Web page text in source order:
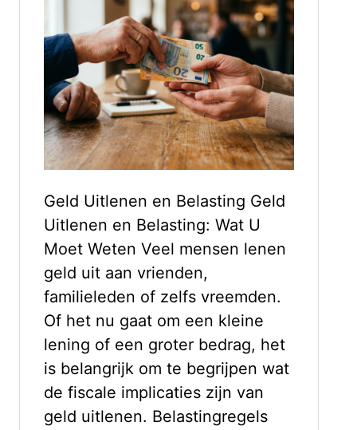
Geld Uitlenen en Belasting Geld
Uitlenen en Belasting: Wat U
Moet Weten Veel mensen lenen
geld uit aan vrienden,
familieleden of zelfs vreemden.
Of het nu gaat om een kleine
lening of een groter bedrag, het
is belangrijk om te begrijpen wat
de fiscale implicaties zijn van
geld uitlenen. Belastingregels